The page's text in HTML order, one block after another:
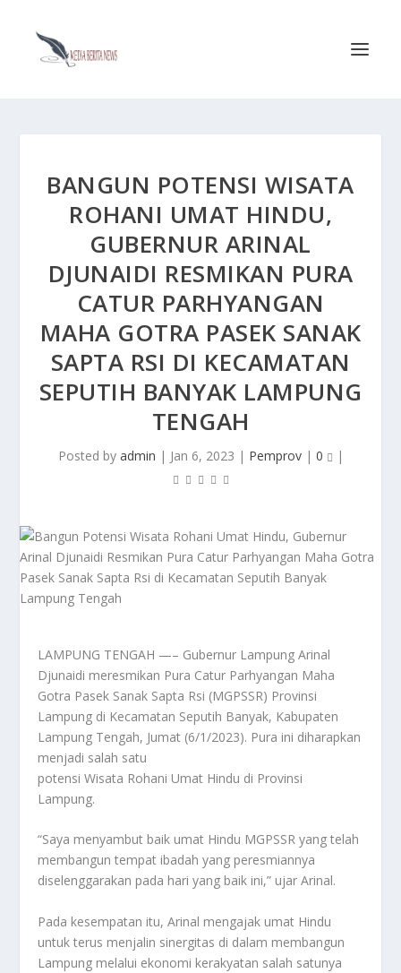
BANGUN POTENSI WISATA
ROHANI UMAT HINDU,
GUBERNUR ARINAL
DJUNAIDI RESMIKAN PURA
CATUR PARHYANGAN
MAHA GOTRA PASEK SANAK
SAPTA RSI DI KECAMATAN
SEPUTIH BANYAK LAMPUNG
TENGAH
Posted by admin | Jan 6, 2023 | Pemprov| 0 |
LAMPUNG TENGAH —– Gubernur Lampung Arinal
Djunaidi meresmikan Pura Catur Parhyangan Maha
Gotra Pasek Sanak Sapta Rsi (MGPSSR) Provinsi
Lampung di Kecamatan Seputih Banyak, Kabupaten
Lampung Tengah, Jumat (6/1/2023). Pura ini diharapkan
menjadi salah satu
potensi Wisata Rohani Umat Hindu di Provinsi
Lampung.
“Saya menyambut baik umat Hindu MGPSSR yang telah
membangun tempat ibadah yang peresmiannya
diselenggarakan pada hari yang baik ini,” ujar Arinal.
Pada kesempatan itu, Arinal mengajak umat Hindu
untuk terus menjalin sinergitas di dalam membangun
Lampung melalui ekonomi kerakyatan salah satunya